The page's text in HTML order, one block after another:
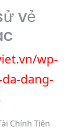
vẻ
wp-
dang-